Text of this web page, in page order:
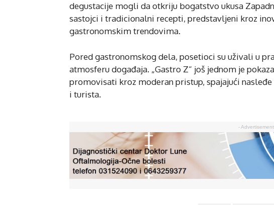
degustacije mogli da otkriju bogatstvo ukusa
sastojci i tradicionalni recepti, predstavljeni kroz
gastronomskim trendovima.
Pored gastronomskog dela, posetioci su uživali u
atmosferu događaja. „Gastro Z“ još jednom je
promovisati kroz moderan pristup, spajajući
i turista.
-